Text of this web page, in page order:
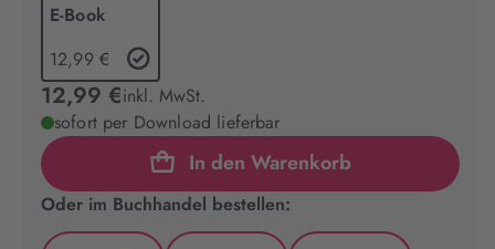
E-Book
12,99 €
12,99 €inkl. MwSt.
sofort per Download lieferbar
In den Warenkorb
Oder im Buchhandel bestellen: